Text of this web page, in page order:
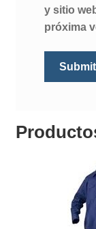
y sitio
próxima